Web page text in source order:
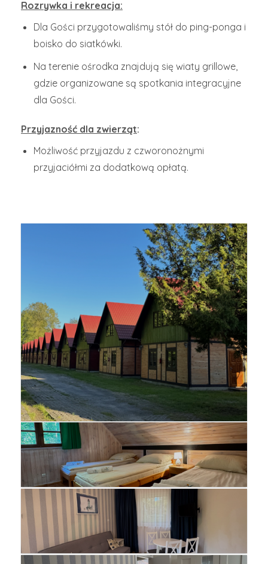
Rozrywka i rekreacja:
Dla Gości przygotowaliśmy stół do ping-ponga i
boisko do siatkówki.
Na terenie ośrodka znajdują się wiaty grillowe,
gdzie organizowane są spotkania integracyjne
dla Gości.
Przyjazność dla zwierząt:
Możliwość przyjazdu z czworonożnymi
przyjaciółmi za dodatkową opłatą.